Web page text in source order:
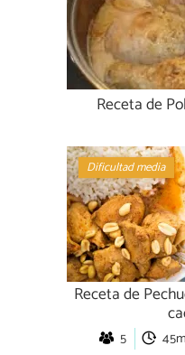
Receta de
Dificultad media
Receta de
5 45m